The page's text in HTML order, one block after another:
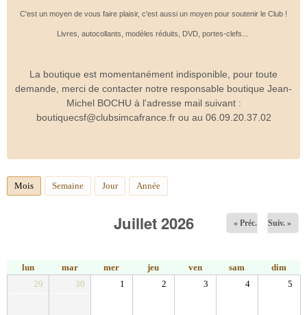
C'est un moyen de vous faire plaisir, c'est aussi un moyen pour soutenir le Club !
Livres, autocollants, modèles réduits, DVD, portes-clefs...
La boutique est momentanément indisponible, pour toute
demande, merci de contacter notre responsable boutique Jean-
Michel BOCHU à l'adresse mail suivant :
boutiquecsf@clubsimcafrance.fr ou au 06.09.20.37.02
Mois (onglet actif)
Semaine Jour Année
Juillet 2026 « Préc. Suiv. »
lun mar mer jeu ven sam
dim
29
30 1 2 3 4 5